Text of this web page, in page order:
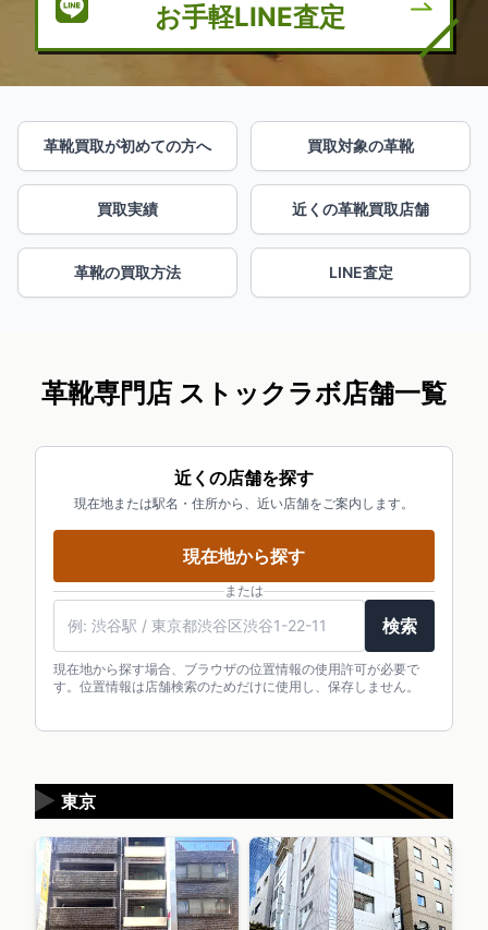
お手軽LINE査定
革靴買取が初めての方へ 買取対象の革靴
買取実績 近くの革靴買取店舗
革靴の買取方法 LINE査定
革靴専門店 ストックラボ店舗一覧
近くの店舗を探す
現在地または駅名・住所から、近い店舗をご案内します。
現在地から探す
または
検索
現在地から探す場合、ブラウザの位置情報の使用許可が必要で
す。位置情報は店舗検索のためだけに使用し、保存しません。
東京
▶